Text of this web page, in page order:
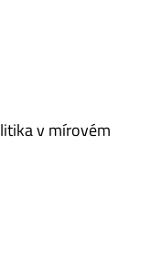
v mírovém